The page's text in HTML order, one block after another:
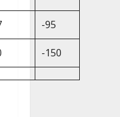
-95
-150